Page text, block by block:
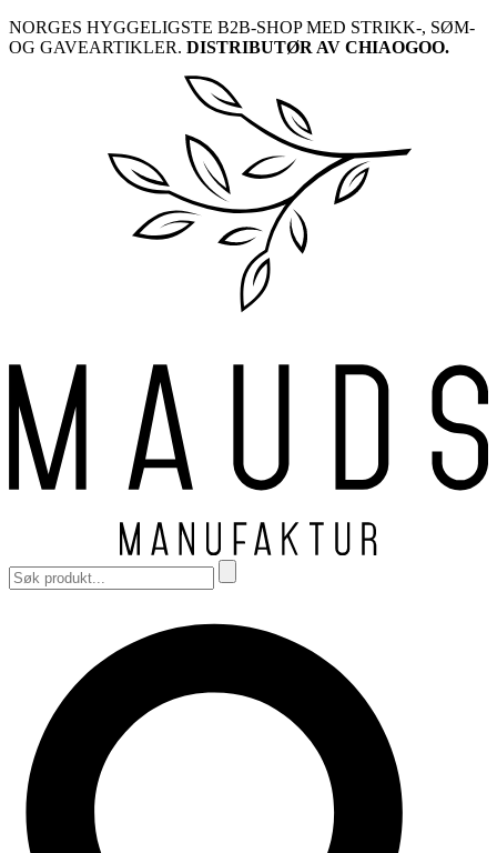
Skip
to
NORGES HYGGELIGSTE B2B-SHOP MED STRIKK-, SØM-
OG GAVEARTIKLER. DISTRIBUTØR AV CHIAOGOO.